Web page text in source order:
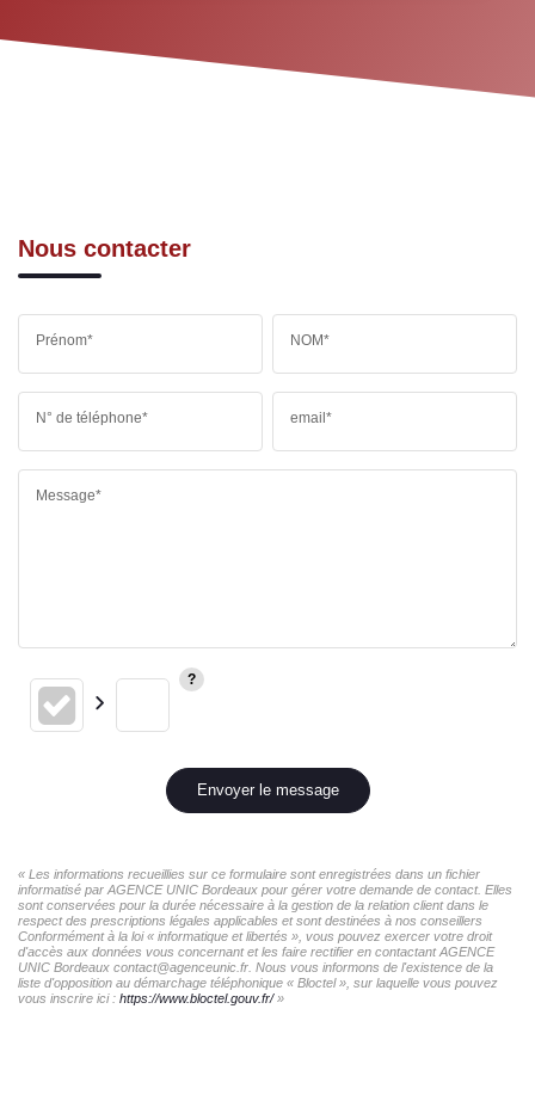
Nous contacter
Prénom* NOM*
N° de téléphone* email*
Message*
Envoyer le message
« Les informations recueillies sur ce formulaire sont enregistrées dans un fichier
informatisé par AGENCE UNIC Bordeaux pour gérer votre demande de contact. Elles
sont conservées pour la durée nécessaire à la gestion de la relation client dans le
respect des prescriptions légales applicables et sont destinées à nos conseillers
Conformément à la loi « informatique et libertés », vous pouvez exercer votre droit
d'accès aux données vous concernant et les faire rectifier en contactant AGENCE
UNIC Bordeaux contact@agenceunic.fr. Nous vous informons de l'existence de la
liste d'opposition au démarchage téléphonique « Bloctel », sur laquelle vous pouvez
vous inscrire ici : https://www.bloctel.gouv.fr/»